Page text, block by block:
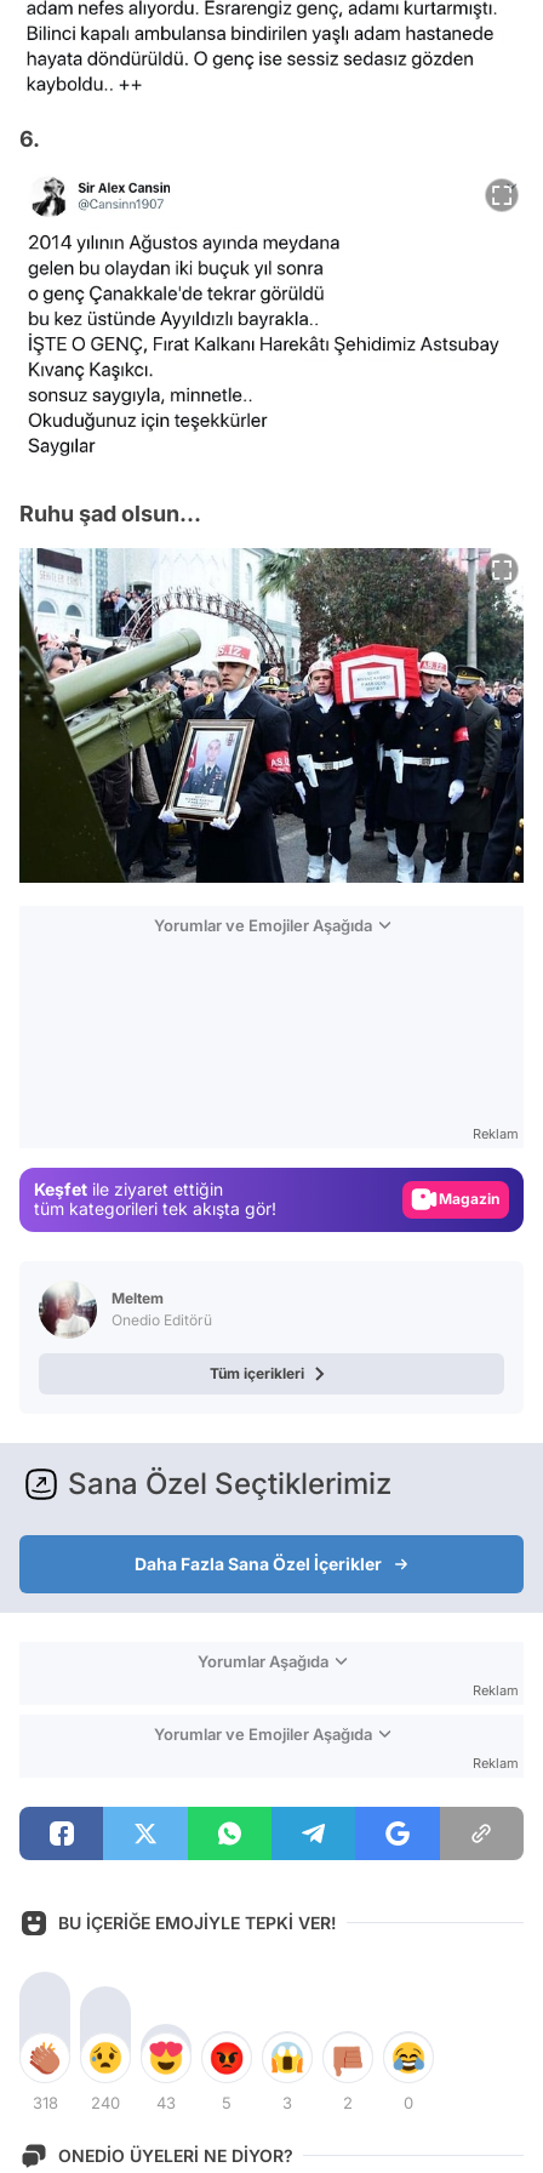
6.
Ruhu şad olsun...
Yorumlar ve Emojiler Aşağıda
Reklam
Keşfet ile ziyaret ettiğin
tüm kategorileri tek akışta gör!
Magazin
Video
Meltem
Onedio Editörü
Tüm içerikleri
Sana Özel Seçtiklerimiz
Daha Fazla Sana Özel İçerikler
Yorumlar Aşağıda
Reklam
Yorumlar ve Emojiler Aşağıda
Reklam
BU İÇERİĞE EMOJİYLE TEPKİ VER!
318 240 43 5 3 2 0
ONEDİO ÜYELERİ NE DİYOR?